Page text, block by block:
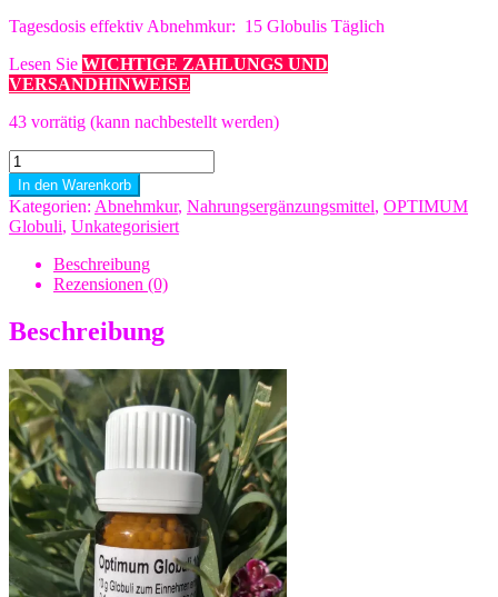
Tagesdosis effektiv Abnehmkur: 15 Globulis Täglich
Lesen Sie WICHTIGE ZAHLUNGS UND
VERSANDHINWEISE
43 vorrätig (kann nachbestellt werden)
OPTIMUM©
Globuli
-
105
x
Menge
In den Warenkorb
Kategorien: Abnehmkur, Nahrungsergänzungsmittel, OPTIMUM
Globuli, Unkategorisiert
Beschreibung
Rezensionen (0)
Beschreibung